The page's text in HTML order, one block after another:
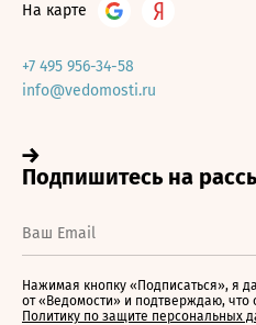
На карте
+7 495 956-34-58
info@vedomosti.ru
Нажимая кнопку «Подписаться», я
от «Ведомости» и подтверждаю,
Политику по защите персональных